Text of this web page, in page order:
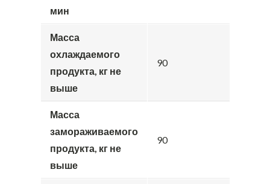
мин
Масса
охлаждаемого
продукта, кг не
выше
90
Масса
замораживаемого
продукта, кг не
выше
90